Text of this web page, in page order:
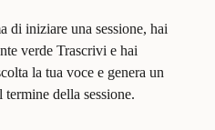
di iniziare una sessione, hai
verde Trascrivi e hai
la tua voce e genera un
della sessione.